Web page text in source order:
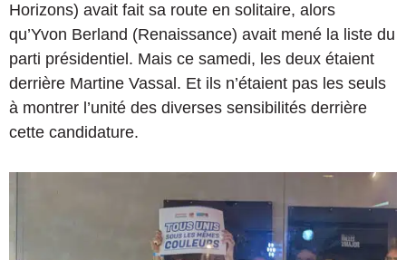
Horizons) avait fait sa route en solitaire, alors
qu’Yvon Berland (Renaissance) avait mené la liste du
parti présidentiel. Mais ce samedi, les deux étaient
derrière Martine Vassal. Et ils n’étaient pas les seuls
à montrer l’unité des diverses sensibilités derrière
cette candidature.